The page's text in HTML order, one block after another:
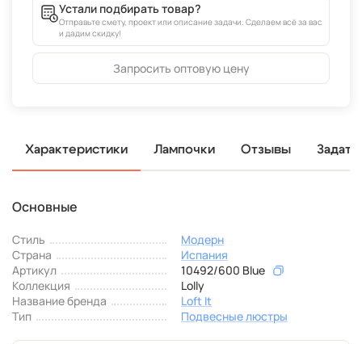
Устали подбирать товар?
Отправьте смету, проект или описание задачи. Сделаем всё за вас
и дадим скидку!
Запросить оптовую цену
Характеристики Лампочки Отзывы
Основные
Стиль
Модерн
Страна
Испания
Артикул
10492/600 Blue
Коллекция
Lolly
Название бренда
Loft It
Тип
Подвесные люстры